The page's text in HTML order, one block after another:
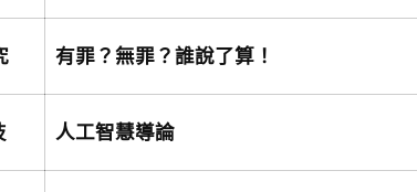
有罪？無罪？誰說了算！
人工智慧導論